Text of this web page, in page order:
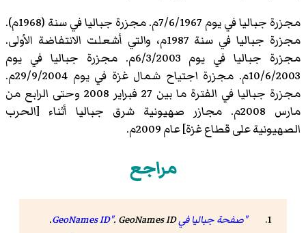
مجزرة جباليا في يوم 7/6/1967م. مجزرة جباليا في سنة (1968م).
مجزرة جباليا في سنة 1987م، والتي أشعلت الانتفاضة الأولى.
مجزرة جباليا في يوم 6/3/2003م. مجزرة جباليا في يوم
10/6/2003م. مجزرة اجتياح شمال غزة في يوم 29/9/2004م.
مجزرة جباليا في الفترة ما بين 27 فبراير 2008 وحتى الرابع من
مارس 2008م. مجازر صهيونية شرق جباليا أثناء [الحرب
الصهيونية على قطاع غزة] عام 2009م.
مراجع
"صفحة جباليا في GeoNames ID" . GeoNames ID
.